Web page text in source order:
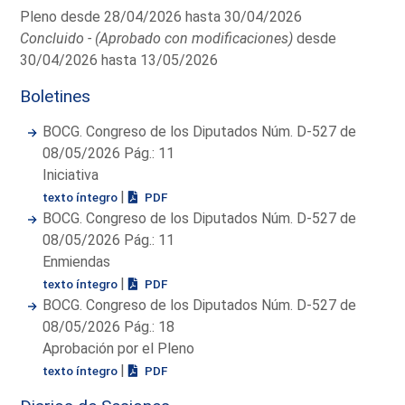
Pleno desde 28/04/2026 hasta 30/04/2026
Concluido - (Aprobado con modificaciones) desde
30/04/2026 hasta 13/05/2026
Boletines
BOCG. Congreso de los Diputados Núm. D-527 de
08/05/2026 Pág.: 11
Iniciativa
texto íntegro | PDF
BOCG. Congreso de los Diputados Núm. D-527 de
08/05/2026 Pág.: 11
Enmiendas
texto íntegro | PDF
BOCG. Congreso de los Diputados Núm. D-527 de
08/05/2026 Pág.: 18
Aprobación por el Pleno
texto íntegro | PDF